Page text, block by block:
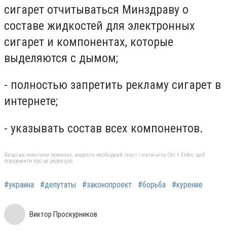
сигарет отчитываться Минздраву о
составе жидкостей для электронных
сигарет и компонентах, которые
выделяются с дымом;
- полностью запретить рекламу сигарет в
интернете;
- указывать состав всех компонентов.
Якщо ви помітили помилку, виділіть необхідний текст і натисніть Ctrl + Enter, щоб
повідомити про це редакцію
#украина #депутаты #законопроект #борьба #курение
Виктор Проскурников